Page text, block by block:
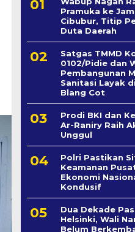
Pramuka ke
Cibubur, Titip
Duta Daerah
Satgas TMMD
0102/Pidie dan
Pembangunan
Sanitasi Layak
Blang Cot
Prodi BKI dan
Ar-Raniry Raih
Unggul
Polri Pastikan
Keamanan
Ekonomi
Kondusif
Dua Dekade
Helsinki, Wali
Belum